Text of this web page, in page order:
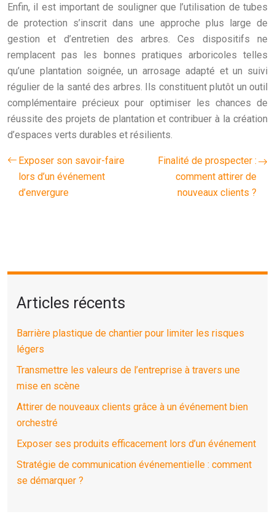
Enfin, il est important de souligner que l’utilisation de tubes
de protection s’inscrit dans une approche plus large de
gestion et d’entretien des arbres. Ces dispositifs ne
remplacent pas les bonnes pratiques arboricoles telles
qu’une plantation soignée, un arrosage adapté et un suivi
régulier de la santé des arbres. Ils constituent plutôt un outil
complémentaire précieux pour optimiser les chances de
réussite des projets de plantation et contribuer à la création
d’espaces verts durables et résilients.
Exposer son savoir-faire
lors d’un événement
d’envergure
Finalité de prospecter :
comment attirer de
nouveaux clients ?
Articles récents
Barrière plastique de chantier pour limiter les risques
légers
Transmettre les valeurs de l’entreprise à travers une
mise en scène
Attirer de nouveaux clients grâce à un événement bien
orchestré
Exposer ses produits efficacement lors d’un événement
Stratégie de communication événementielle : comment
se démarquer ?